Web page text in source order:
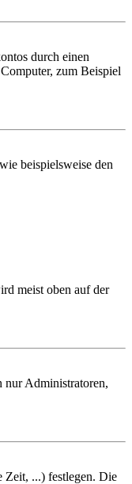
durch einen
zum Beispiel
beispielsweise den
meist oben auf der
nur Administratoren,
Zeit, ...) festlegen. Die